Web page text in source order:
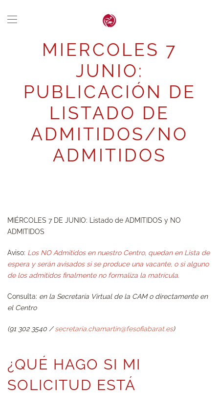
MIERCOLES 7
JUNIO:
PUBLICACIÓN DE
LISTADO DE
ADMITIDOS/NO
ADMITIDOS
MIÉRCOLES 7 DE JUNIO: Listado de ADMITIDOS y NO
ADMITIDOS
Aviso: Los NO Admitidos en nuestro Centro, quedan en Lista de
espera y serán avisados si se produce una vacante, o si alguno
de los admitidos finalmente no formaliza la matrícula.
Consulta: en la Secretaría Virtual de la CAM o directamente en
el Centro
(91 302 3540 /secretaria.chamartin@fesofiabarat.es)
¿QUÉ HAGO SI MI
SOLICITUD ESTÁ